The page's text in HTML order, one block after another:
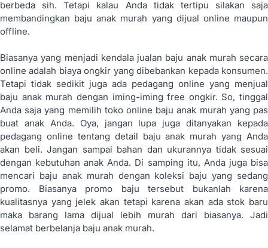
berbeda sih. Tetapi kalau Anda tidak tertipu silakan saja
membandingkan baju anak murah yang dijual online maupun
offline.
Biasanya yang menjadi kendala jualan baju anak murah secara
online adalah biaya ongkir yang dibebankan kepada konsumen.
Tetapi tidak sedikit juga ada pedagang online yang menjual
baju anak murah dengan iming-iming free ongkir. So, tinggal
Anda saja yang memilih toko online baju anak murah yang pas
buat anak Anda. Oya, jangan lupa juga ditanyakan kepada
pedagang online tentang detail baju anak murah yang Anda
akan beli. Jangan sampai bahan dan ukurannya tidak sesuai
dengan kebutuhan anak Anda. Di samping itu, Anda juga bisa
mencari baju anak murah dengan koleksi baju yang sedang
promo. Biasanya promo baju tersebut bukanlah karena
kualitasnya yang jelek akan tetapi karena akan ada stok baru
maka barang lama dijual lebih murah dari biasanya. Jadi
selamat berbelanja baju anak murah.